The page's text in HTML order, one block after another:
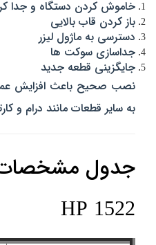
خاموش کردن دستگاه و جدا
باز کردن قاب بالایی
دسترسی به ماژول لیزر
جداسازی سوکت‌ ها
جایگزینی قطعه جدید
نصب صحیح باعث افزایش
به سایر قطعات مانند درام و
جدول مشخصات
HP 1522